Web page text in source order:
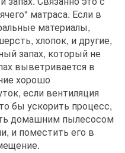
матраса. Если в
материалы,
хлопок, и другие,
запах, который не
выветривается в
хорошо
если вентиляция
бы ускорить процесс,
домашним пылесосом
и поместить его в